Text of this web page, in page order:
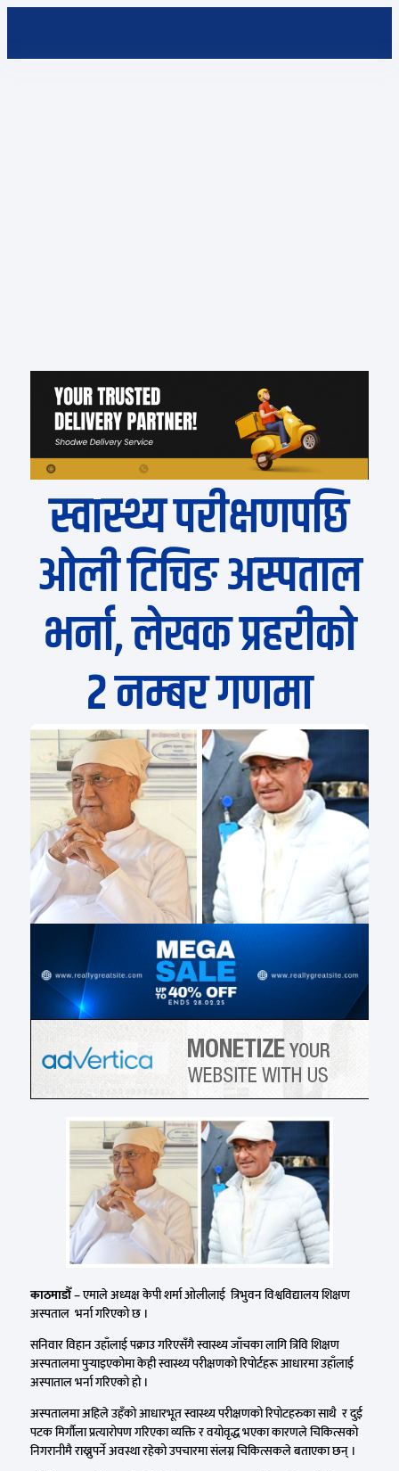
स्वास्थ्य परीक्षणपछि
ओली टिचिङ अस्पताल
भर्ना, लेखक प्रहरीको
२ नम्बर गणमा
काठमाडौँ– एमाले अध्यक्ष केपी शर्मा ओलीलाई त्रिभुवन विश्वविद्यालय शिक्षण
अस्पताल भर्ना गरिएको छ ।
सनिवार विहान उहाँलाई पक्राउ गरिएसँगै स्वास्थ्य जाँचका लागि त्रिवि शिक्षण
अस्पतालमा पुर्‍याइएकोमा केही स्वास्थ्य परीक्षणको रिपोर्टहरू आधारमा उहाँलाई
अस्पाताल भर्ना गरिएको हो ।
अस्पतालमा अहिले उहँको आधारभूत स्वास्थ्य परीक्षणको रिपोटहरुका साथै र दुई
पटक मिर्गौला प्रत्यारोपण गरिएका व्यक्ति र वयोवृद्ध भएका कारणले चिकित्सको
निगरानीमै राख्नुपर्ने अवस्था रहेको उपचारमा संलग्न चिकित्सकले बताएका छन् ।